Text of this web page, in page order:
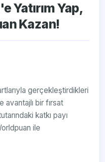
Yatırım Yap,
Kazan!
gerçekleştirdikleri
avantajlı bir fırsat
katkı payı
ile